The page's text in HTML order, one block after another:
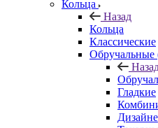
Кольца
Назад
Кольца
Классические
Гладкие